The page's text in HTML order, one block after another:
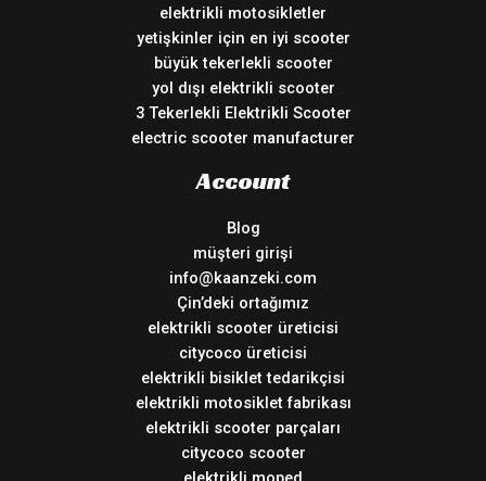
elektrikli motosikletler
yetişkinler için en iyi scooter
büyük tekerlekli scooter
yol dışı elektrikli scooter
3 Tekerlekli Elektrikli Scooter
electric scooter manufacturer
Account
Blog
müşteri girişi
info@kaanzeki.com
Çin’deki ortağımız
elektrikli scooter üreticisi
citycoco üreticisi
elektrikli bisiklet tedarikçisi
elektrikli motosiklet fabrikası
elektrikli scooter parçaları
citycoco scooter